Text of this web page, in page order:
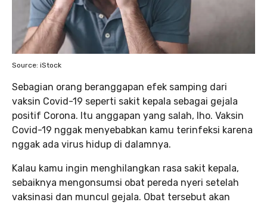
Source: iStock
Sebagian orang beranggapan efek samping dari
vaksin Covid-19 seperti sakit kepala sebagai gejala
positif Corona. Itu anggapan yang salah, lho. Vaksin
Covid-19 nggak menyebabkan kamu terinfeksi karena
nggak ada virus hidup di dalamnya.
Kalau kamu ingin menghilangkan rasa sakit kepala,
sebaiknya mengonsumsi obat pereda nyeri setelah
vaksinasi dan muncul gejala. Obat tersebut akan